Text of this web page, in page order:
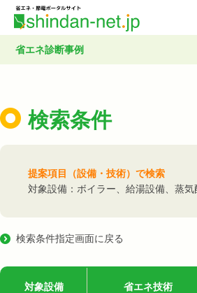
省エネ診断事例
検索条件
提案項目（設備・技術）で検索
対象設備：ボイラー、給湯設備、蒸
検索条件指定画面に戻る
対象設備 省エネ技術